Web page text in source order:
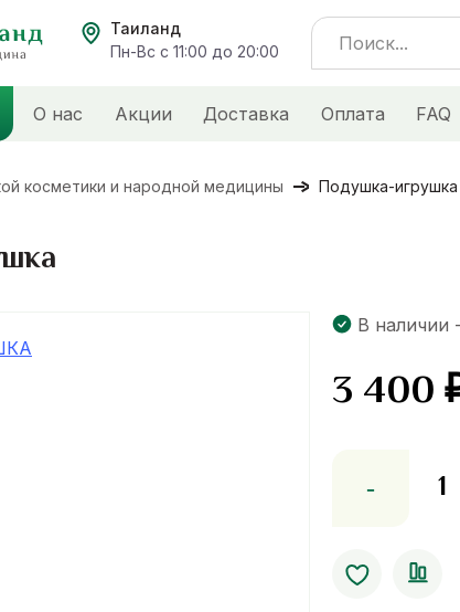
Таиланд
Пн-Вс с 11:00 до 20:00
Search
for:
О нас Акции Доставка Оплата FAQ
косметики и народной медицины Подушка-игрушка
В наличии
3 400
товара